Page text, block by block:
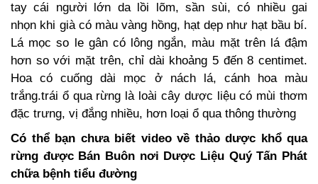
tay cái người lớn da lồi lõm, sần sùi, có nhiều gai
nhọn khi già có màu vàng hồng, hạt dẹp như hạt bầu bí.
Lá mọc so le gân có lông ngắn, màu mặt trên lá đậm
hơn so với mặt trên, chỉ dài khoảng 5 đến 8 centimet.
Hoa có cuống dài mọc ở nách lá, cánh hoa màu
trắng.trái ổ qua rừng là loài cây dược liệu có mùi thơm
đặc trưng, vị đắng nhiều, hơn loại ổ qua thông thường
Có thể bạn chưa biết video về thảo dược khổ qua
rừng được Bán Buôn nơi Dược Liệu Quý Tấn Phát
chữa bệnh tiểu đường